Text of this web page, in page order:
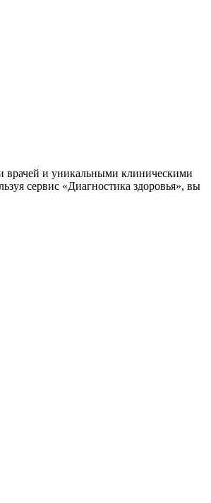
врачей и уникальными клиническими
сервис «Диагностика здоровья», вы